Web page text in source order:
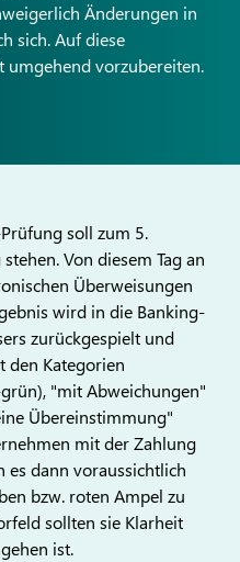
Änderungen in
sich. Auf diese
umgehend vorzubereiten.
soll zum 5.
Von diesem Tag an
Überweisungen
wird in die Banking-
zurückgespielt und
den Kategorien
"mit Abweichungen"
Übereinstimmung"
mit der Zahlung
dann voraussichtlich
bzw. roten Ampel zu
sollten sie Klarheit
ist.